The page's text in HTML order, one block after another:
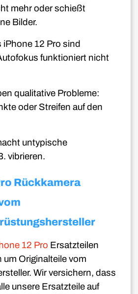
mehr oder schießt
Bilder.
iPhone 12 Pro sind
funktioniert nicht
qualitative Probleme:
oder Streifen auf den
untypische
vibrieren.
Rückkamera
12 Pro Ersatzteilen
um Originalteile vom
Wir versichern, dass
unsere Ersatzteile auf